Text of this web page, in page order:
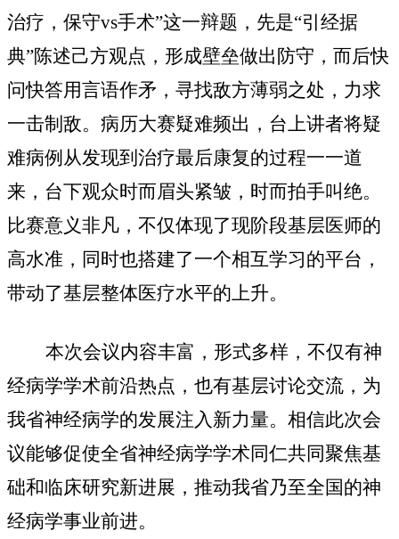
治疗，保守vs手术”这一辩题，先是“引经据
典”陈述己方观点，形成壁垒做出防守，而后快
问快答用言语作矛，寻找敌方薄弱之处，力求
一击制敌。病历大赛疑难频出，台上讲者将疑
难病例从发现到治疗最后康复的过程一一道
来，台下观众时而眉头紧皱，时而拍手叫绝。
比赛意义非凡，不仅体现了现阶段基层医师的
高水准，同时也搭建了一个相互学习的平台，
带动了基层整体医疗水平的上升。
本次会议内容丰富，形式多样，不仅有神
经病学学术前沿热点，也有基层讨论交流，为
我省神经病学的发展注入新力量。相信此次会
议能够促使全省神经病学学术同仁共同聚焦基
础和临床研究新进展，推动我省乃至全国的神
经病学事业前进。